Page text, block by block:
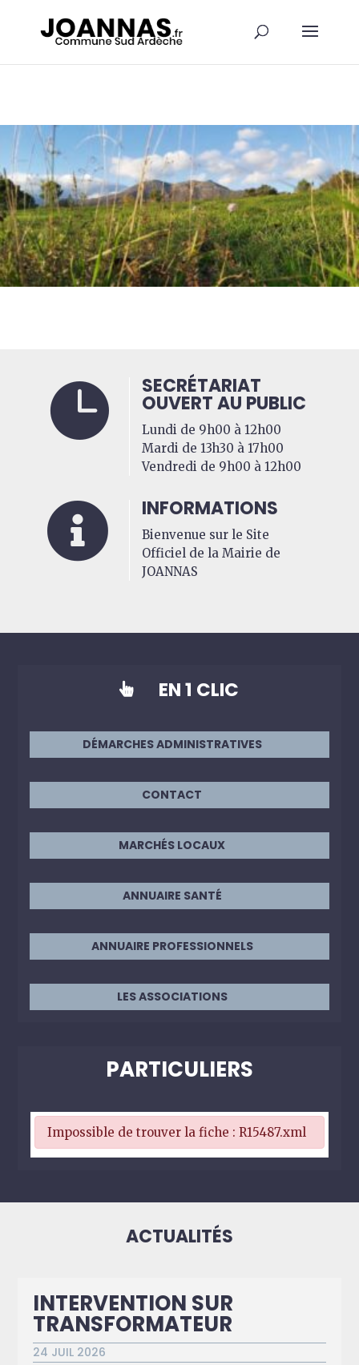
 SECRÉTARIAT
OUVERT AU PUBLIC
Lundi de 9h00 à 12h00
Mardi de 13h30 à 17h00
Vendredi de 9h00 à 12h00
 INFORMATIONS
Bienvenue sur le Site
Officiel de la Mairie de
JOANNAS
 EN 1 CLIC
DÉMARCHES ADMINISTRATIVES
CONTACT
MARCHÉS LOCAUX
ANNUAIRE SANTÉ
ANNUAIRE PROFESSIONNELS
LES ASSOCIATIONS
PARTICULIERS
Impossible de trouver la fiche : R15487.xml
ACTUALITÉS
INTERVENTION SUR
TRANSFORMATEUR
24 JUIL 2026